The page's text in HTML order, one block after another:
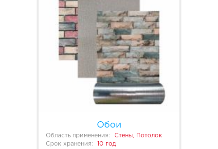
Обои
Область применения:
Стены, Потолок
Срок хранения:
10 год